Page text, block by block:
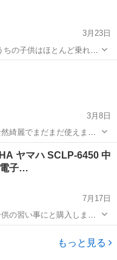
3月23日
の子供はほとんど乗れず
うにサドルに傷あります
ません。 ノークレームノ
3月8日
綺麗でまだまだ使えま
状態、それと比較して4枚
向きをロックしたり解放
ヤマハ SCLP-6450 中
子…
7月17日
の習い事にと購入しまし
機能欠損ありません。 色は
もっと見る